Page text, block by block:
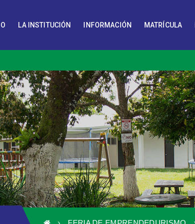
LA INSTITUCIÓN INFORMACIÓN MATRÍCULA